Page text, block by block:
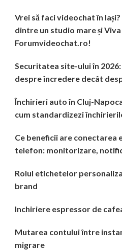
Vrei să faci videochat în
dintre un studio mare și
Forumvideochat.ro!
Securitatea site-ului în
despre încredere decât
Închirieri auto în Cluj-
cum standardizezi
Ce beneficii are conectarea
telefon: monitorizare,
Rolul etichetelor
brand
Inchiriere espressor de
Mutarea contului între
migrare